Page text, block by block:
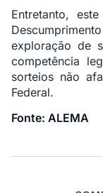
Entretanto,
exploração de
competência
sorteios não
Federal.
Fonte: ALEMA